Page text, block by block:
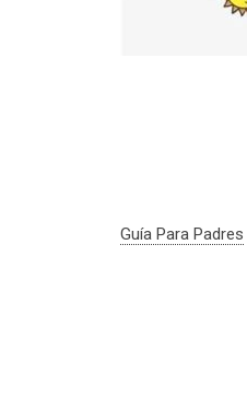
Guía Para Padres